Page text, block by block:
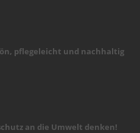
pflegeleicht und nachhaltig
an die Umwelt denken!